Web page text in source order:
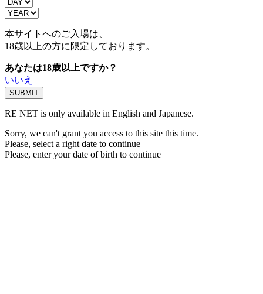
本サイトへのご入場は、
18歳以上の方に限定しております。
あなたは18歳以上ですか？
いいえ
RE NET is only available in English and Japanese.
Sorry, we can't grant you access to this site this time.
Please, select a right date to continue
Please, enter your date of birth to continue